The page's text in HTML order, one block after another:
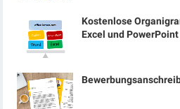
Kostenlose
Excel und PowerPoint